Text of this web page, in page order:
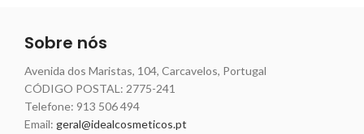
Sobre nós
Avenida dos Maristas, 104, Carcavelos, Portugal
CÓDIGO POSTAL: 2775-241
Telefone: 913 506 494
Email: geral@idealcosmeticos.pt